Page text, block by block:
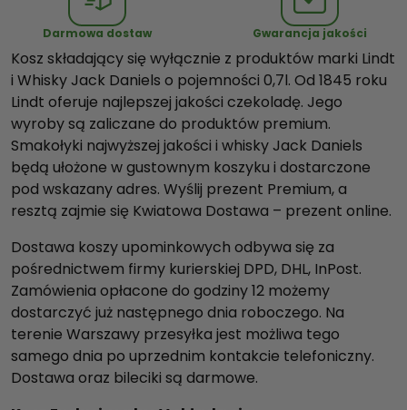
u
s
i
v
e
p
l
u
s
V
Darmowa dostaw Gwarancja jakości
Kosz składający się wyłącznie z produktów marki Lindt
i Whisky Jack Daniels o pojemności 0,7l. Od 1845 roku
Lindt oferuje najlepszej jakości czekoladę. Jego
wyroby są zaliczane do produktów premium.
Smakołyki najwyższej jakości i whisky Jack Daniels
będą ułożone w gustownym koszyku i dostarczone
pod wskazany adres. Wyślij prezent Premium, a
resztą zajmie się Kwiatowa Dostawa – prezent online.
Dostawa koszy upominkowych odbywa się za
pośrednictwem firmy kurierskiej DPD, DHL, InPost.
Zamówienia opłacone do godziny 12 możemy
dostarczyć już następnego dnia roboczego. Na
terenie Warszawy przesyłka jest możliwa tego
samego dnia po uprzednim kontakcie telefoniczny.
Dostawa oraz bileciki są darmowe.